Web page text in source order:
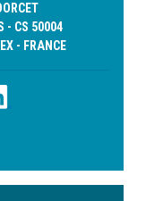
- CS 50004
- FRANCE